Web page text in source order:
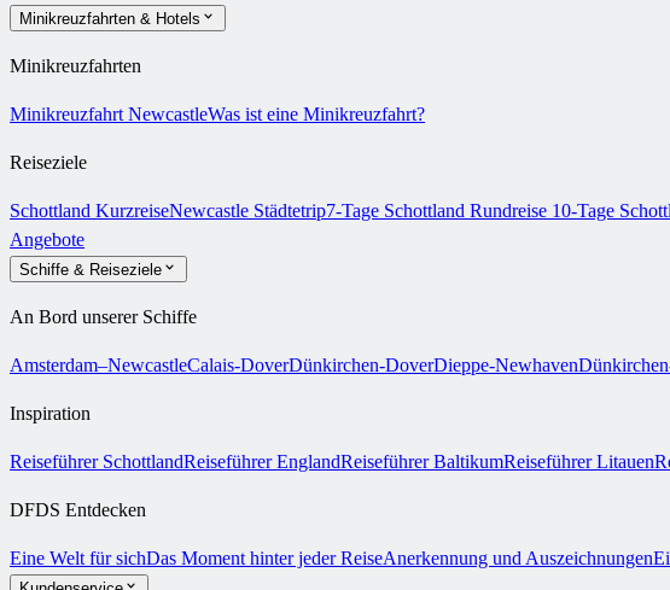
Minikreuzfahrten & Hotels
Minikreuzfahrten
Minikreuzfahrt NewcastleWas ist eine Minikreuzfahrt?
Reiseziele
Schottland KurzreiseNewcastle Städtetrip7-Tage Schottland Rundreise 10-Tage
Angebote
Schiffe & Reiseziele
An Bord unserer Schiffe
Amsterdam–NewcastleCalais-DoverDünkirchen-DoverDieppe-Newhaven
Inspiration
Reiseführer SchottlandReiseführer EnglandReiseführer BaltikumReiseführer Litauen
DFDS Entdecken
Eine Welt für sichDas Moment hinter jeder ReiseAnerkennung und Auszeichnungen